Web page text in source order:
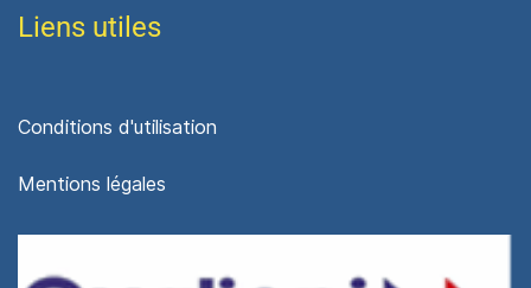
Liens utiles
Conditions d'utilisation
Mentions légales